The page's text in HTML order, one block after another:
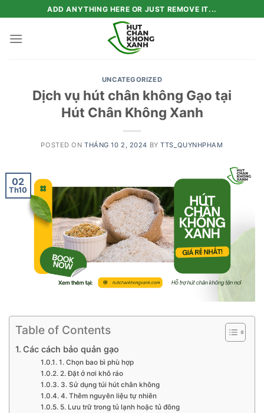
to
content
ADD ANYTHING HERE OR JUST REMOVE IT...
UNCATEGORIZED
Dịch vụ hút chân không Gạo tại
Hút Chân Không Xanh
POSTED ONTHÁNG 10 2, 2024 BYTTS_QUYNHPHAM
02
Th10
Table of Contents
Các cách bảo quản gạo
1. Chọn bao bì phù hợp
2. Đặt ở nơi khô ráo
3. Sử dụng túi hút chân không
4. Thêm nguyên liệu tự nhiên
5. Lưu trữ trong tủ lạnh hoặc tủ đông